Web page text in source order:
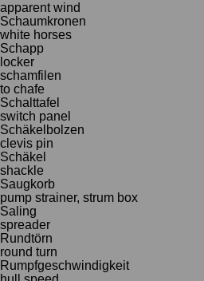
apparent wind
Schaumkronen
white horses
Schapp
locker
schamfilen
to chafe
Schalttafel
switch panel
Schäkelbolzen
clevis pin
Schäkel
shackle
Saugkorb
pump strainer, strum box
Saling
spreader
Rundtörn
round turn
Rumpfgeschwindigkeit